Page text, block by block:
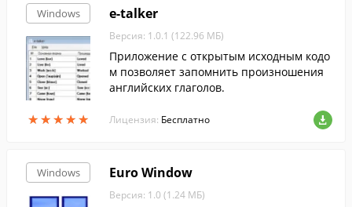
Windows
★★★★★
★★★★★
e-talker
Версия: 1.0.1 (122.96 МБ)
Приложение с открытым исходным кодо
м позволяет запомнить произношения
английских глаголов.
Лицензия: Бесплатно
Windows Euro Window
Версия: 1.0 (1.24 МБ)